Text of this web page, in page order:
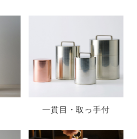
一貫目・取っ手付